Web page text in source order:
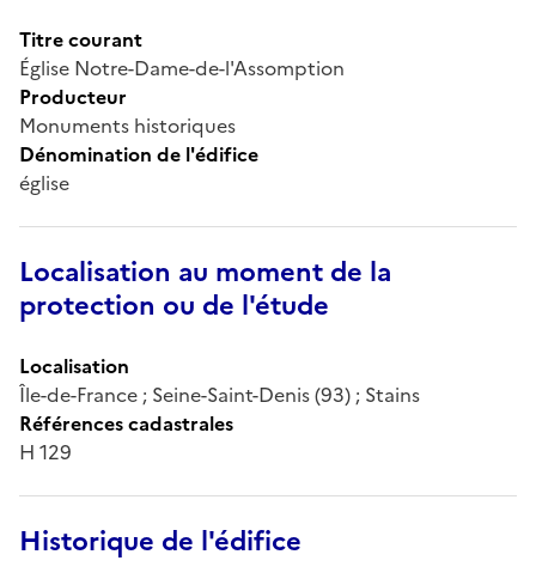
Titre courant
Église Notre-Dame-de-l'Assomption
Producteur
Monuments historiques
Dénomination de l'édifice
église
Localisation au moment de la
protection ou de l'étude
Localisation
Île-de-France ; Seine-Saint-Denis (93) ; Stains
Références cadastrales
H 129
Historique de l'édifice